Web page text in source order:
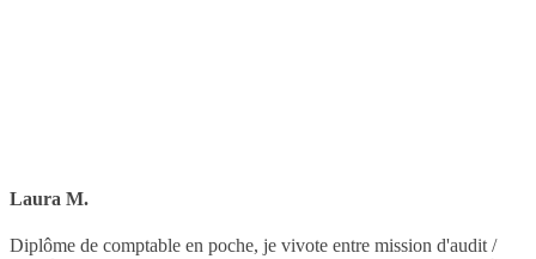
Laura M.
Diplôme de comptable en poche, je vivote entre mission d'audit /